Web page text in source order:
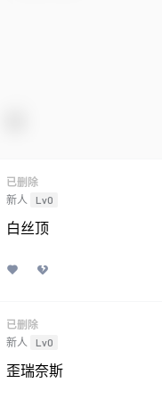
已删除
新人 Lv0
白丝顶
已删除
新人 Lv0
歪瑞奈斯